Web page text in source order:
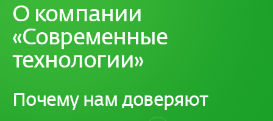
О компании
«Современные
технологии»
Почему нам доверяют